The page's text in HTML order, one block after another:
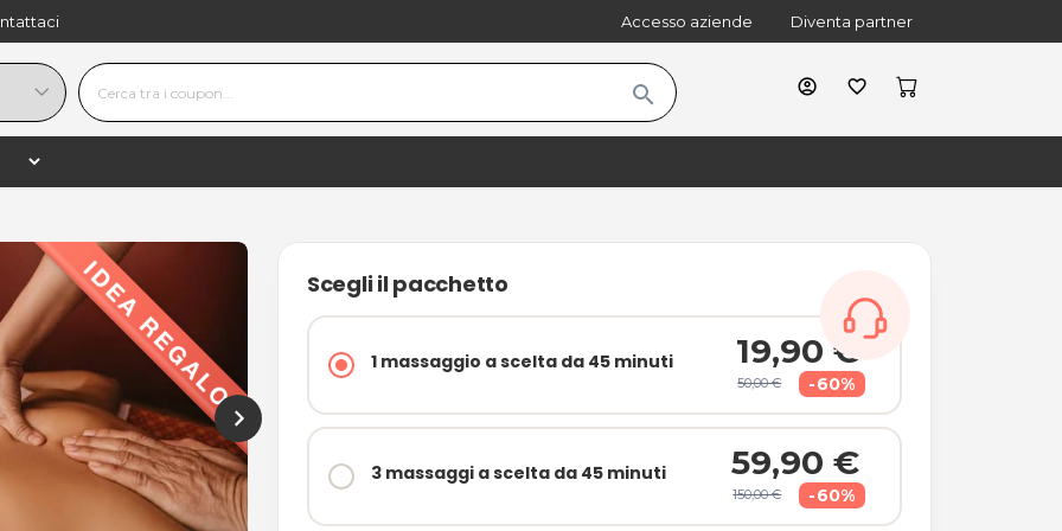
Accesso aziende Diventa partner
search account_circle favorite_border
1 massaggio a scelta da 45 minuti 19,90 €
50,00 € -60%
3 massaggi a scelta da 45 minuti 59,90 €
150,00 € -60%
Scegli il pacchetto